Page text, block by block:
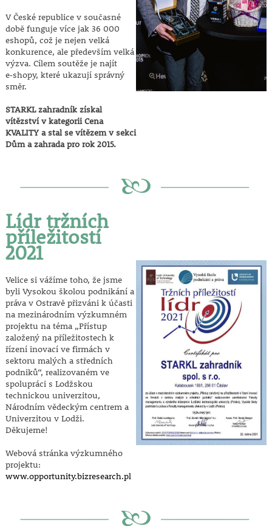
V České republice v současné
době funguje více jak 36 000
eshopů, což je nejen velká
konkurence, ale především velká
výzva. Cílem soutěže je najít
e‑shopy, které ukazují správný
směr.
STARKL zahradník získal
vítězství v kategorii Cena
KVALITY a stal se vítězem v sekci
Dům a zahrada pro rok 2015.
Lídr tržních
příležitostí
2021
Velice si vážíme toho, že jsme
byli Vysokou školou podnikání a
práva v Ostravě přizváni k účasti
na mezinárodním výzkumném
projektu na téma „Přístup
založený na příležitostech k
řízení inovací ve firmách v
sektoru malých a středních
podniků“, realizovaném ve
spolupráci s Lodžskou
technickou univerzitou,
Národním vědeckým centrem a
Univerzitou v Lodži.
Děkujeme!
Webová stránka výzkumného
projektu:
www.opportunity.bizresearch.pl